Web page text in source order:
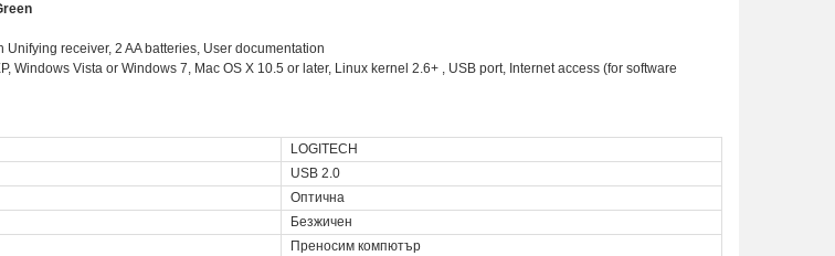
Unifying receiver, 2 AA batteries, User documentation
Windows Vista or Windows 7, Mac OS X 10.5 or later, Linux kernel 2.6+ , USB port, Internet access (for software
LOGITECH
USB 2.0
Оптична
Безжичен
Преносим компютър